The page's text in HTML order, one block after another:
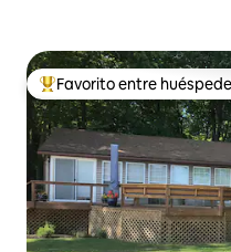
De los mejores en
Favorito entre